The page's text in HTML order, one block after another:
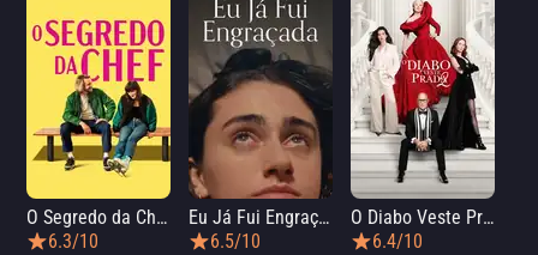
O Segredo da Chef
6.3/10
Eu Já Fui Engraçada
6.5/10
O Diabo Veste Prada 2
6.4/10